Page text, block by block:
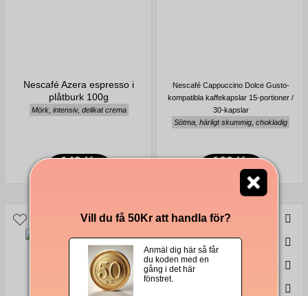
Nescafé Azera espresso i
plåtburk 100g
Mörk, intensiv, delikat crema
149 Kr
Nescafé Cappuccino Dolce Gusto-
kompatibla kaffekapslar 15-portioner /
30-kapslar
Sötma, härligt skummig, chokladig
160 Kr
Vill du få 50Kr att handla för?
Anmäl dig här så får
du koden med en
gång i det här
fönstret.